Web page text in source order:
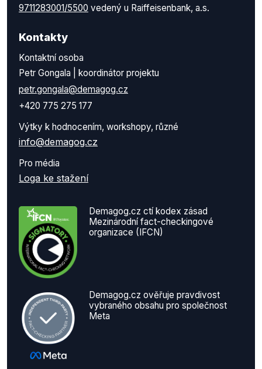
9711283001/5500 vedený u Raiffeisenbank, a.s.
Kontakty
Kontaktní osoba
Petr Gongala | koordinátor projektu
petr.gongala@demagog.cz
+420 775 275 177
Výtky k hodnocením, workshopy, různé
info@demagog.cz
Pro média
Loga ke stažení
Demagog.cz ctí kodex zásad
Mezinárodní fact-checkingové
organizace (IFCN)
Demagog.cz ověřuje pravdivost
vybraného obsahu pro společnost
Meta